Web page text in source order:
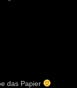
das Papier